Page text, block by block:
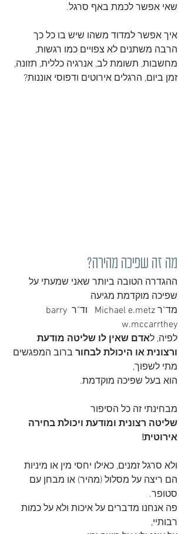
שאי אפשר לכמת באף סרגל.
איך אפשר למדוד משהו שיש בו כל כך
הרבה משתנים לא צפויים כמו רגשות,
מחשבות, תשומת לב, אנרגיה כללית, תזונה,
זמן ביום, הרגלים אירוטים ודפוסי אוננות?
מה זה שפיכה מהירה?
ההגדרה הטובה ביותר שאני שמעתי על
שפיכה מוקדמת מגיעה
מד"ר Michael e.metz   וד"ר barry
w.mccarrthey
לפיה, לאדם שאין לו שליטה מודעת
ורצונית או היכולת לבחור ברוב המפגשים
מתי לשפוך,
הוא בעל שפיכה מוקדמת.
מבחינתי זה כל הסיפור
שליטה רצונית ומודעת ויכולת בחירה
אירוטית!
ולא סרגל זמנים, כאילו יחסי מין או מיניות
הם ריצה על מסלול (מהיר) או מבחן עם
סטופר.
פה אנחנו מדברים על איכות ולא על כמות
רבותיי,